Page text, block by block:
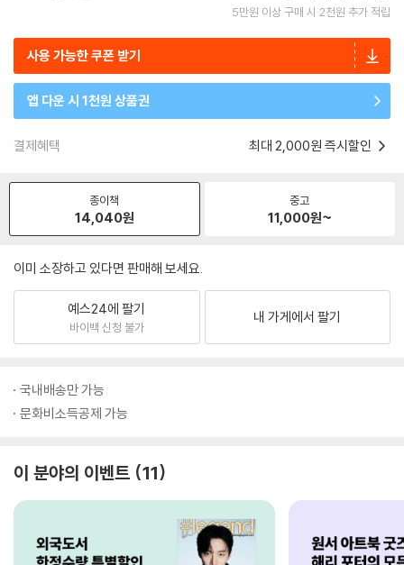
5만원 이상 구매 시 2천원 추가 적립
사용 가능한 쿠폰 받기
앱 다운 시 1천원 상품권
결제혜택 최대 2,000원 즉시할인
종이책
14,040원
중고
11,000원~
이미 소장하고 있다면 판매해 보세요.
예스24에 팔기
바이백 신청 불가
내 가게에서 팔기
국내배송만 가능
문화비소득공제 가능
이 분야의 이벤트 11